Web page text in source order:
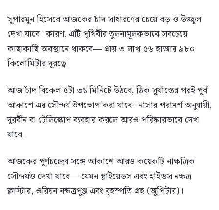
সুপারমুন হিসেবে আজকের চাঁদ সাধারণের চেয়ে বড় ও উজ্জ্বল
দেখা যাবে। কারণ, এটি পৃথিবীর তুলনামূলকভাবে সবচেয়ে
কাছাকাছি অবস্থানে থাকবে— প্রায় ৩ লাখ ৫৬ হাজার ৯৮০
কিলোমিটার দূরত্বে।
আজ চাঁদ বিকেল ৫টা ৩১ মিনিটে উঠবে, ঠিক সূর্যাস্তের পরই পূর্ব
আকাশে এর সৌন্দর্য উপভোগ করা যাবে। নাসার পরামর্শ অনুযায়ী,
দূরবীন বা টেলিস্কোপ ব্যবহার করলে আরও পরিষ্কারভাবে দেখা
যাবে।
আজকের পূর্ণচন্দ্রের সঙ্গে আকাশে আরও কয়েকটি নাক্ষত্রিক
সৌন্দর্যও দেখা যাবে— যেমন প্লাইয়েডস এবং হাইডস নক্ষত্র
ক্লাস্টার, ওরিয়ন নক্ষত্রপুঞ্জ এবং বৃহস্পতি গ্রহ (জুপিটার)।